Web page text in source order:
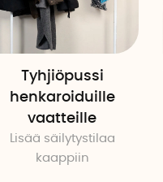
Tyhjiöpussi
henkaroiduille
vaatteille
Lisää säilytystilaa
kaappiin